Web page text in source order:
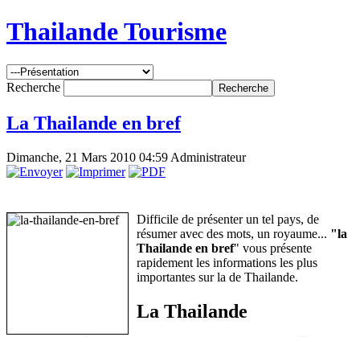
Thailande Tourisme
Recherche
La Thailande en bref
Dimanche, 21 Mars 2010 04:59 Administrateur
Difficile de présenter un tel pays, de
résumer avec des mots, un royaume... "la
Thailande en bref" vous présente
rapidement les informations les plus
importantes sur la de Thailande.
La Thailande